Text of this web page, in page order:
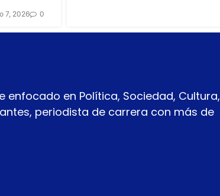
7, 2026 0
enfocado en Política, Sociedad, Cultura,
periodista de carrera con más de